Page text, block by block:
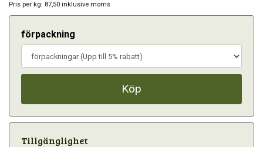
Pris per kg: 87,50 inklusive moms
förpackning
Köp
Tillgänglighet